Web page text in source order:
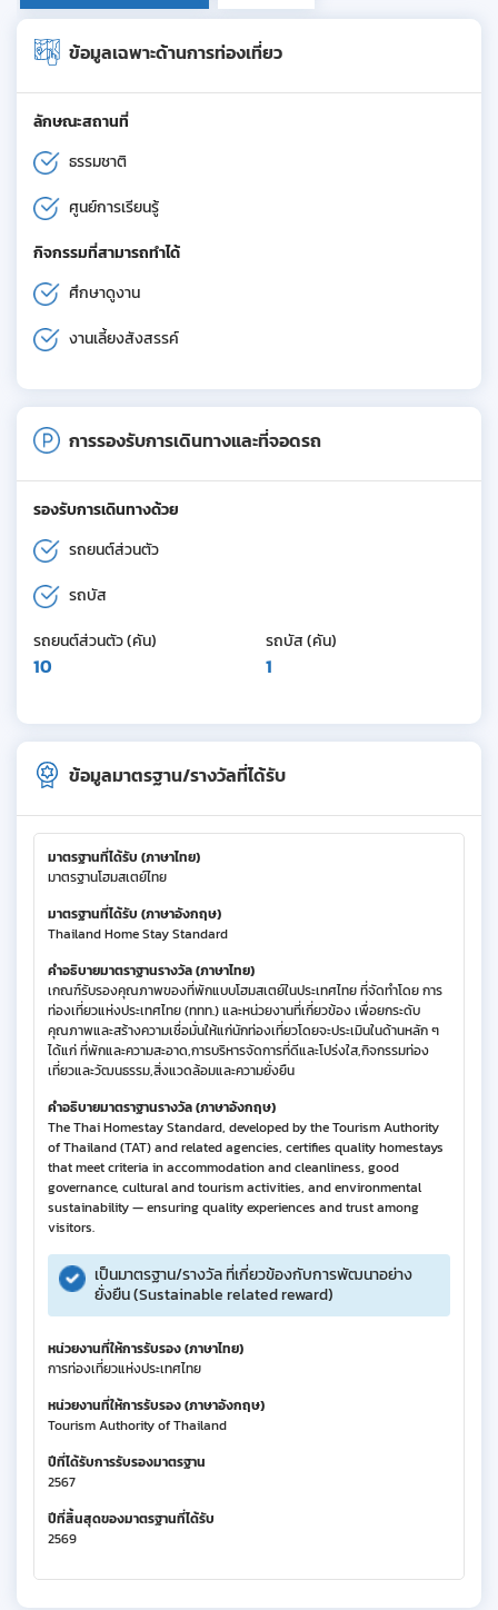
ข้อมูลเฉพาะด้านการท่องเที่ยว
ลักษณะสถานที่
ธรรมชาติ
ศูนย์การเรียนรู้
กิจกรรมที่สามารถทำได้
ศึกษาดูงาน
งานเลี้ยงสังสรรค์
การรองรับการเดินทางและที่จอดรถ
รองรับการเดินทางด้วย
รถยนต์ส่วนตัว
รถบัส
รถยนต์ส่วนตัว (คัน)
10
รถบัส (คัน)
1
ข้อมูลมาตรฐาน/รางวัลที่ได้รับ
มาตรฐานที่ได้รับ (ภาษาไทย)
มาตรฐานโฮมสเตย์ไทย
มาตรฐานที่ได้รับ (ภาษาอังกฤษ)
Thailand Home Stay Standard
คำอธิบายมาตราฐานรางวัล (ภาษาไทย)
เกณฑ์รับรองคุณภาพของที่พักแบบโฮมสเตย์ในประเทศไทย ที่จัดทำโดย การ
ท่องเที่ยวแห่งประเทศไทย (ททท.) และหน่วยงานที่เกี่ยวข้อง เพื่อยกระดับ
คุณภาพและสร้างความเชื่อมั่นให้แก่นักท่องเที่ยวโดยจะประเมินในด้านหลัก ๆ
ได้แก่ ที่พักและความสะอาด,การบริหารจัดการที่ดีและโปร่งใส,กิจกรรมท่อง
เที่ยวและวัฒนธรรม,สิ่งแวดล้อมและความยั่งยืน
คำอธิบายมาตราฐานรางวัล (ภาษาอังกฤษ)
The Thai Homestay Standard, developed by the Tourism Authority
of Thailand (TAT) and related agencies, certifies quality homestays
that meet criteria in accommodation and cleanliness, good
governance, cultural and tourism activities, and environmental
sustainability — ensuring quality experiences and trust among
visitors.
เป็นมาตรฐาน/รางวัล ที่เกี่ยวข้องกับการพัฒนาอย่าง
ยั่งยืน (Sustainable related reward)
หน่วยงานที่ให้การรับรอง (ภาษาไทย)
การท่องเที่ยวแห่งประเทศไทย
หน่วยงานที่ให้การรับรอง (ภาษาอังกฤษ)
Tourism Authority of Thailand
ปีที่ได้รับการรับรองมาตรฐาน
2567
ปีที่สิ้นสุดของมาตรฐานที่ได้รับ
2569